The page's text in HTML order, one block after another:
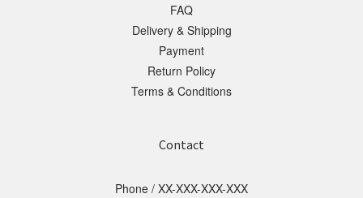
FAQ
Delivery & Shipping
Payment
Return Policy
Terms & Conditions
Contact
Phone / XX-XXX-XXX-XXX